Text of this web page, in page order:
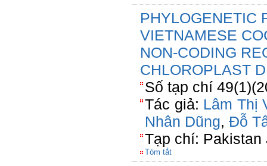
PHYLOGENETIC
VIETNAMESE
NON-CODING
CHLOROPLAST
Số tạp chí
Tác giả: Lâm Thị
Nhân Dũng, Đỗ
Tạp chí: Pakistan
Tóm tắt